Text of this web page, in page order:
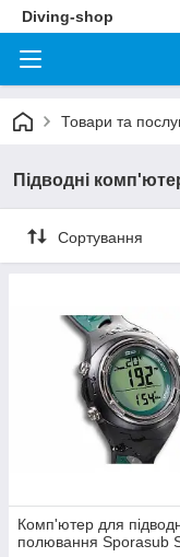
Diving-shop
Товари та
Підводні
Сортування
Комп'ютер для
полювання Sporasub